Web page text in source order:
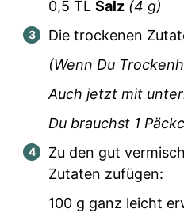
0,5 TL Salz (4 g)
Die trockenen
(Wenn Du
Auch jetzt mit
Du brauchst 1
Zu den gut
Zutaten zufügen:
100 g ganz leicht